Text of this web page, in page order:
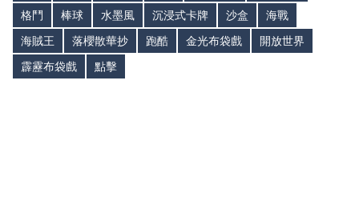
格鬥
棒球 水墨風 沉浸式卡牌 沙盒
海戰
海賊王
落櫻散華抄 跑酷 金光布袋戲
開放世界
霹靂布袋戲
點擊